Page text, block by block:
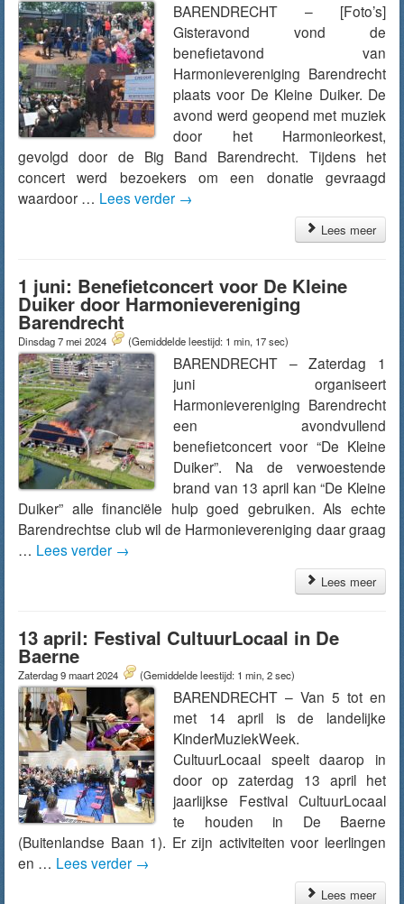
BARENDRECHT – [Foto’s]
Gisteravond vond de
benefietavond van
Harmonievereniging Barendrecht
plaats voor De Kleine Duiker. De
avond werd geopend met muziek
door het Harmonieorkest,
gevolgd door de Big Band Barendrecht. Tijdens het
concert werd bezoekers om een donatie gevraagd
waardoor … Lees verder →
Lees meer
1 juni: Benefietconcert voor De Kleine
Duiker door Harmonievereniging
Barendrecht
Dinsdag 7 mei 2024 (Gemiddelde leestijd: 1 min, 17 sec)
BARENDRECHT – Zaterdag 1
juni organiseert
Harmonievereniging Barendrecht
een avondvullend
benefietconcert voor “De Kleine
Duiker”. Na de verwoestende
brand van 13 april kan “De Kleine
Duiker” alle financiële hulp goed gebruiken. Als echte
Barendrechtse club wil de Harmonievereniging daar graag
… Lees verder →
Lees meer
13 april: Festival CultuurLocaal in De
Baerne
Zaterdag 9 maart 2024 (Gemiddelde leestijd: 1 min, 2 sec)
BARENDRECHT – Van 5 tot en
met 14 april is de landelijke
KinderMuziekWeek.
CultuurLocaal speelt daarop in
door op zaterdag 13 april het
jaarlijkse Festival CultuurLocaal
te houden in De Baerne
(Buitenlandse Baan 1). Er zijn activiteiten voor leerlingen
en … Lees verder →
Lees meer